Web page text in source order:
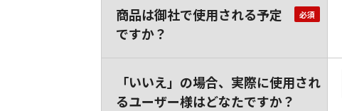
商品は御社で使用される予定
ですか？
「いいえ」の場合、実際に使用され
るユーザー様はどなたですか？